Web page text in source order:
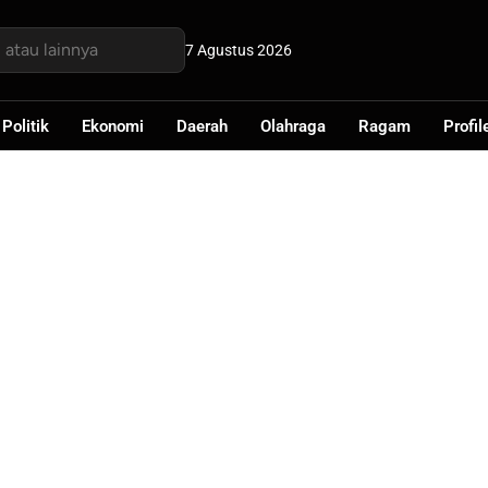
7 Agustus 2026
Politik Ekonomi Daerah Olahraga Ragam